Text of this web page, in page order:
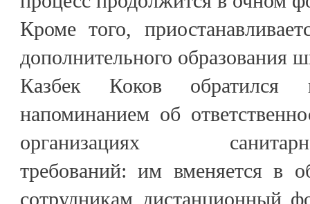
Кроме того,
дополнительного образования
Казбек Коков обратился
напоминанием об
организациях санитарно-
требований: им вменяется в
сотрудникам дистанционный